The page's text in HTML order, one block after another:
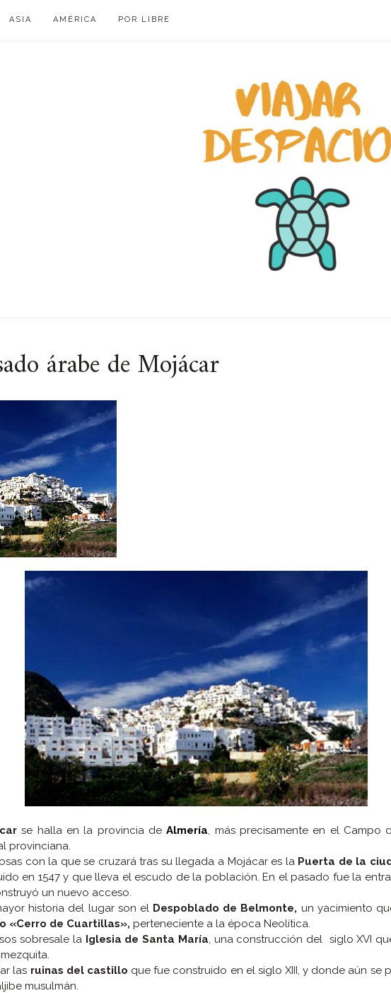
ASIA AMÉRICA POR LIBRE
árabe de Mojácar
se halla en la provincia deAlmería , más precisamente en el Campo
provinciana.
con la que se cruzará tras su llegada a Mojácar es la Puerta de la
en 1547 y que lleva el escudo de la población. En el pasado fue la
un nuevo acceso.
historia del lugar son el Despoblado de Belmonte, un yacimiento
«Cerro de Cuartillas», perteneciente a la época Neolítica.
sobresale la Iglesia de Santa María , una construcción del siglo XVI
las ruinas del castillo que fue construido en el siglo XIII, y donde aún se
musulmán.